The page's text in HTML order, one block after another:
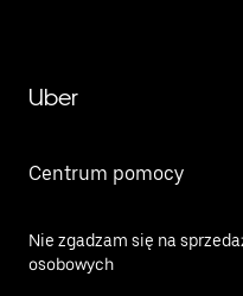
Uber
Centrum pomocy
Nie zgadzam się na
osobowych